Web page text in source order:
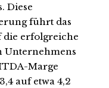
Diese
führt das
die erfolgreiche
Unternehmens
Marge
auf etwa 4,2